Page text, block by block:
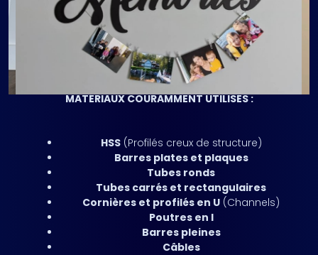
FABRICATION MÉTALLIQUE
SUR MESURE
MATÉRIAUX COURAMMENT UTILISÉS :
HSS(Profilés creux de structure)
Barres plates et plaques
Tubes ronds
Tubes carrés et rectangulaires
Cornières et profilés en U (Channels)
Poutres en I
Barres pleines
Câbles